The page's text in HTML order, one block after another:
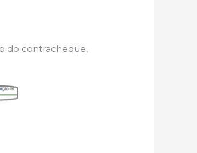
do contracheque,